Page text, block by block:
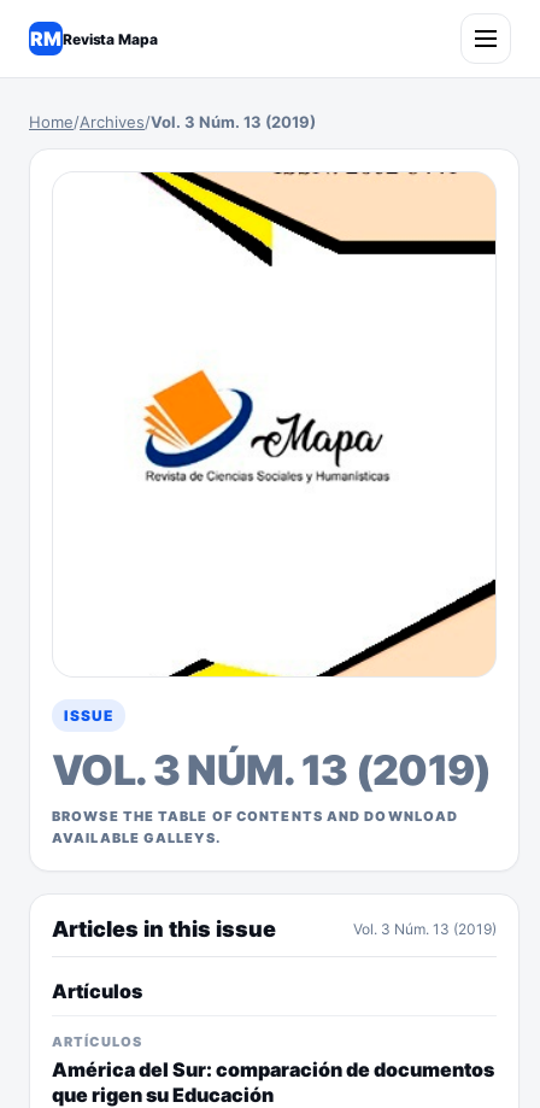
RMRevista Mapa
Home/Archives/Vol. 3 Núm. 13 (2019)
ISSUE
VOL. 3 NÚM. 13 (2019)
BROWSE THE TABLE OF CONTENTS AND DOWNLOAD
AVAILABLE GALLEYS.
Articles in this issue Vol. 3 Núm. 13 (2019)
Artículos
ARTÍCULOS
América del Sur: comparación de documentos
que rigen su Educación